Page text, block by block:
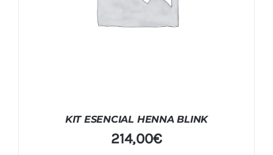
KIT ESENCIAL HENNA BLINK
214,00€